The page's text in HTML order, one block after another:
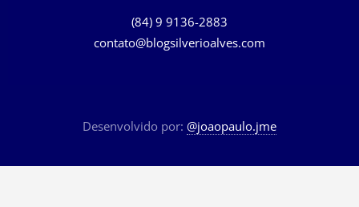
(84) 9 9136-2883
contato@blogsilverioalves.com
Desenvolvido por: @joaopaulo.jme